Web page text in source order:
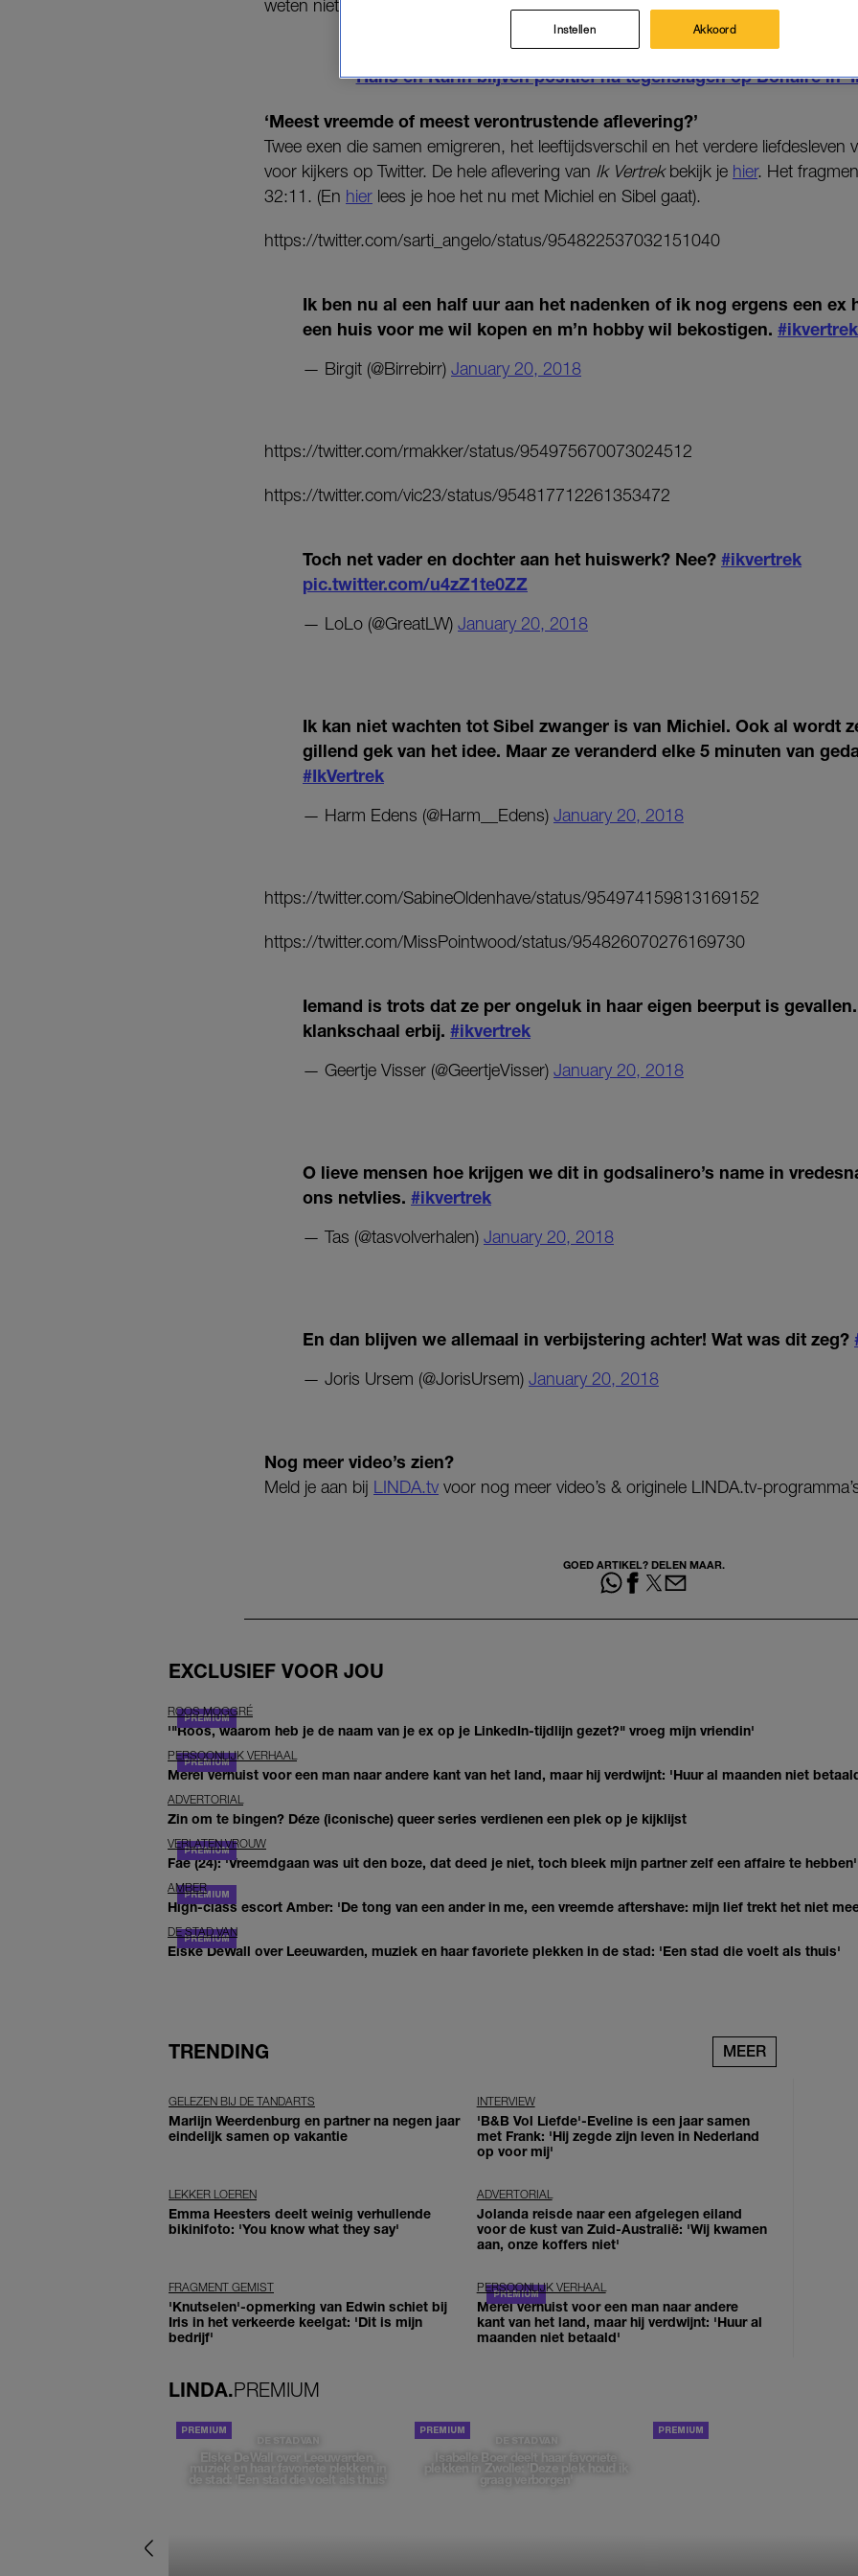
weten niet wat ze meemaken.
Lees ook
Hans en Karin blijven positief na tegenslagen op Bonaire in
‘Meest vreemde of meest verontrustende aflevering?’
Twee exen die samen emigreren, het leeftijdsverschil en het verdere liefdesleven
voor kijkers op Twitter. De hele aflevering van Ik Vertrekbekijk je hier. Het
32:11. (En hier lees je hoe het nu met Michiel en Sibel gaat).
https://twitter.com/sarti_angelo/status/954822537032151040
Ik ben nu al een half uur aan het nadenken of ik nog ergens een ex
een huis voor me wil kopen en m’n hobby wil bekostigen. #ikvertrek
— Birgit (@Birrebirr) January 20, 2018
https://twitter.com/rmakker/status/954975670073024512
https://twitter.com/vic23/status/954817712261353472
Toch net vader en dochter aan het huiswerk? Nee? #ikvertrek
pic.twitter.com/u4zZ1te0ZZ
— LoLo (@GreatLW) January 20, 2018
Ik kan niet wachten tot Sibel zwanger is van Michiel. Ook al wordt
gillend gek van het idee. Maar ze veranderd elke 5 minuten van
#IkVertrek
— Harm Edens (@Harm__Edens) January 20, 2018
https://twitter.com/SabineOldenhave/status/954974159813169152
https://twitter.com/MissPointwood/status/954826070276169730
Iemand is trots dat ze per ongeluk in haar eigen beerput is
klankschaal erbij. #ikvertrek
— Geertje Visser (@GeertjeVisser) January 20, 2018
O lieve mensen hoe krijgen we dit in godsalinero’s name in
ons netvlies. #ikvertrek
— Tas (@tasvolverhalen) January 20, 2018
En dan blijven we allemaal in verbijstering achter! Wat was dit zeg?
— Joris Ursem (@JorisUrsem) January 20, 2018
Nog meer video’s zien?
Meld je aan bij LINDA.tv voor nog meer video’s & originele LINDA.tv-
GOED ARTIKEL? DELEN MAAR.
EXCLUSIEF VOOR JOU
ROOS MOGGRÉ
'"Roos, waarom heb je de naam van je ex op je LinkedIn-tijdlijn gezet?" vroeg mijn vriendin'
PERSOONLIJK VERHAAL
Merel verhuist voor een man naar andere kant van het land, maar hij verdwijnt: 'Huur al maanden niet
ADVERTORIAL
Zin om te bingen? Déze (iconische) queer series verdienen een plek op je kijklijst
VERLATEN VROUW
Fae (24): 'Vreemdgaan was uit den boze, dat deed je niet, toch bleek mijn partner zelf een affaire te hebben'
AMBER
High-class escort Amber: 'De tong van een ander in me, een vreemde aftershave: mijn lief trekt het niet
DE STAD VAN
Elske DeWall over Leeuwarden, muziek en haar favoriete plekken in de stad: 'Een stad die voelt als thuis'
TRENDING MEER
GELEZEN BIJ DE TANDARTS
Marlijn Weerdenburg en partner na negen jaar
eindelijk samen op vakantie
INTERVIEW
'B&B Vol Liefde'-Eveline is een jaar samen
met Frank: 'Hij zegde zijn leven in Nederland
op voor mij'
LEKKER LOEREN
Emma Heesters deelt weinig verhullende
bikinifoto: 'You know what they say'
ADVERTORIAL
Jolanda reisde naar een afgelegen eiland
voor de kust van Zuid-Australië: 'Wij kwamen
aan, onze koffers niet'
FRAGMENT GEMIST
'Knutselen'-opmerking van Edwin schiet bij
Iris in het verkeerde keelgat: 'Dit is mijn
bedrijf'
PERSOONLIJK VERHAAL
Merel verhuist voor een man naar andere
kant van het land, maar hij verdwijnt: 'Huur al
maanden niet betaald'
LINDA.PREMIUM
DE STAD VAN
Elske DeWall over Leeuwarden,
muziek en haar favoriete plekken in
de stad: 'Een stad die voelt als thuis'
DE STAD VAN
Isabelle Boer deelt haar favoriete
plekken in Zwolle: 'Deze plek houd ik
graag verborgen'
Instellen Akkoord